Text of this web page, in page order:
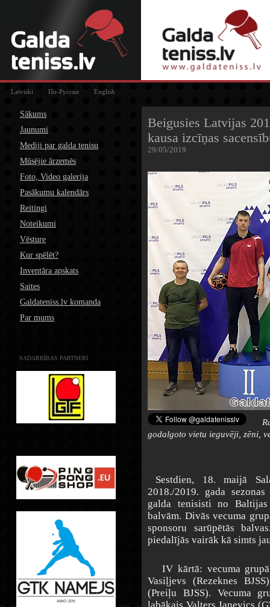
Latviski По-Русски English
Sākums
Jaunumi
Mediji par galda tenisu
Mūsējie ārzemēs
Foto, Video galerija
Pasākumu kalendārs
Reitingi
Noteikumi
Vēsture
Kur spēlēt?
Inventāra apskats
Saites
Galdateniss.lv komanda
Par mums
SADARBĪBAS PARTNERI
Beigusies Latvijas
kausa izcīņas
29/05/2019
godalgoto vietu ieguvēji, zēni,
Sestdien, 18. maijā
2018./2019. gada
galda tenisisti no
balvām. Divās vecuma
sponsoru sarūpētās
piedalījās vairāk kā simts
IV kārtā: vecuma grupā
Vasiļjevs (Rezeknes
(Preiļu BJSS). Vecuma